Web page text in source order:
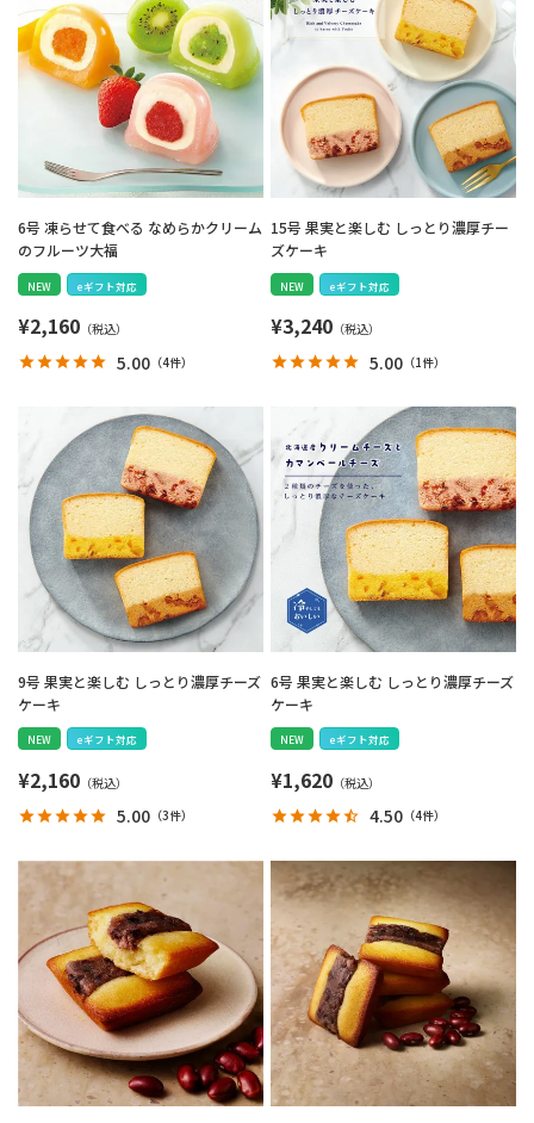
6号 凍らせて食べる なめらかクリーム
のフルーツ大福
NEW eギフト対応
¥2,160
5.00 （4件）
15号 果実と楽しむ しっとり濃厚チー
ズケーキ
NEW eギフト対応
¥3,240
5.00 （1件）
9号 果実と楽しむ しっとり濃厚チーズ
ケーキ
NEW eギフト対応
¥2,160
5.00 （3件）
6号 果実と楽しむ しっとり濃厚チーズ
ケーキ
NEW eギフト対応
¥1,620
4.50 （4件）